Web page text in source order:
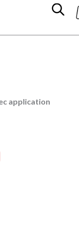
application